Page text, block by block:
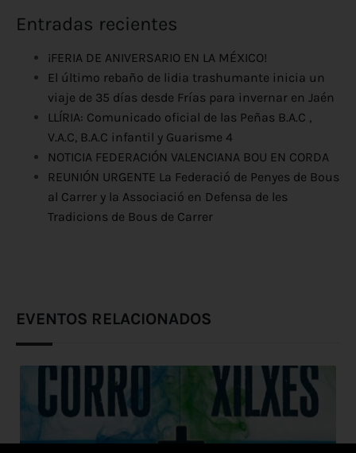
Entradas recientes
¡FERIA DE ANIVERSARIO EN LA MÉXICO!
El último rebaño de lidia trashumante inicia un
viaje de 35 días desde Frías para invernar en Jaén
LLÍRIA: Comunicado oficial de las Peñas B.A.C ,
V.A.C, B.A.C infantil y Guarisme 4
NOTICIA FEDERACIÓN VALENCIANA BOU EN CORDA
REUNIÓN URGENTE La Federació de Penyes de Bous
al Carrer y la Associació en Defensa de les
Tradicions de Bous de Carrer
EVENTOS RELACIONADOS